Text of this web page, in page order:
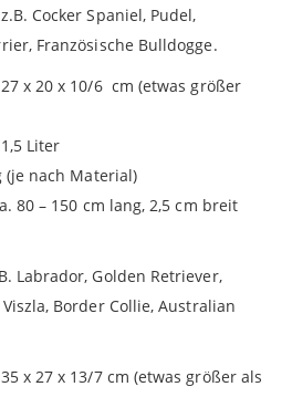
Cocker Spaniel, Pudel,
Französische Bulldogge.
x 20 x 10/6 cm (etwas größer
Liter
(je nach Material)
80 – 150 cm lang, 2,5 cm breit
Labrador, Golden Retriever,
Border Collie, Australian
x 27 x 13/7 cm (etwas größer als